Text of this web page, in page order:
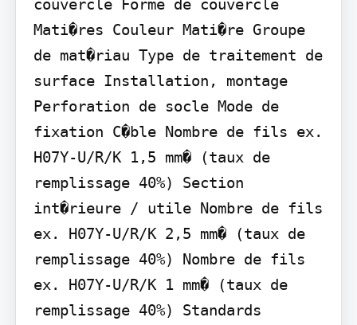
couvercle Forme de couvercle
Mati�res Couleur Mati�re Groupe
de mat�riau Type de traitement de
surface Installation, montage
Perforation de socle Mode de
fixation C�ble Nombre de fils ex.
H07Y-U/R/K 1,5 mm� (taux de
remplissage 40%) Section
int�rieure / utile Nombre de fils
ex. H07Y-U/R/K 2,5 mm� (taux de
remplissage 40%) Nombre de fils
ex. H07Y-U/R/K 1 mm� (taux de
remplissage 40%) Standards